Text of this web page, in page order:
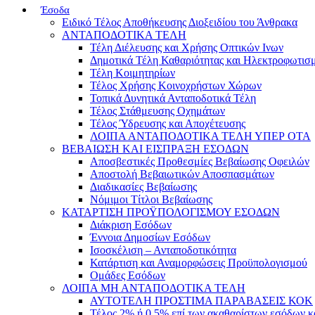
Έσοδα
Ειδικό Τέλος Αποθήκευσης Διοξειδίου του Άνθρακα
ΑΝΤΑΠΟΔΟΤΙΚΑ ΤΕΛΗ
Τέλη Διέλευσης και Χρήσης Οπτικών Ινων
Δημοτικά Τέλη Καθαριότητας και
Τέλη Κοιμητηρίων
Τέλος Χρήσης Κοινοχρήστων Χώρων
Τοπικά Δυνητικά Ανταποδοτικά Τέλη
Τέλος Στάθμευσης Οχημάτων
Τέλος Ύδρευσης και Αποχέτευσης
ΛΟΙΠΑ ΑΝΤΑΠΟΔΟΤΙΚΑ ΤΕΛΗ ΥΠΕΡ ΟΤΑ
ΒΕΒΑΙΩΣΗ ΚΑΙ ΕΙΣΠΡΑΞΗ ΕΣΟΔΩΝ
Αποσβεστικές Προθεσμίες Βεβαίωσης Οφειλών
Αποστολή Βεβαιωτικών Αποσπασμάτων
Διαδικασίες Βεβαίωσης
Νόμιμοι Τίτλοι Βεβαίωσης
ΚΑΤΑΡΤΙΣΗ ΠΡΟΫΠΟΛΟΓΙΣΜΟΥ ΕΣΟΔΩΝ
Διάκριση Εσόδων
Έννοια Δημοσίων Εσόδων
Ισοσκέλιση – Ανταποδοτικότητα
Κατάρτιση και Αναμορφώσεις Προϋπολογισμού
Ομάδες Εσόδων
ΛΟΙΠΑ ΜΗ ΑΝΤΑΠΟΔΟΤΙΚΑ ΤΕΛΗ
ΑΥΤΟΤΕΛΗ ΠΡΟΣΤΙΜΑ ΠΑΡΑΒΑΣΕΙΣ ΚΟΚ